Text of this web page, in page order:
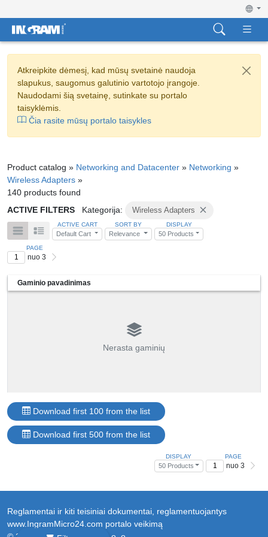
Atkreipkite dėmesį, kad mūsų svetainė naudoja
slapukus, saugomus galutinio vartotojo įrangoje.
Naudodami šią svetainę, sutinkate su portalo
taisyklėmis.
Čia rasite mūsų portalo taisykles
Product catalog » Networking and Datacenter » Networking »
Wireless Adapters »
140 products found
ACTIVE FILTERS
Kategorija: Wireless Adapters
ACTIVE CART
Default Cart
SORT BY
Relevance
DISPLAY
50 Products
PAGE
nuo 3
Gaminio pavadinimas
Nerasta gaminių
Download first 100 from the list
Download first 500 from the list
DISPLAY
50 Products
PAGE
nuo 3
Reglamentai ir kiti teisiniai dokumentai, reglamentuojantys
www.IngramMicro24.com portalo veikimą